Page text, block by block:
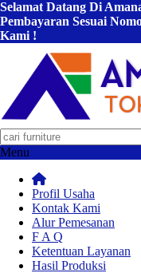
Selamat Datang Di
Pembayaran Sesuai
Kami !
Menu
Profil Usaha
Kontak Kami
Alur Pemesanan
F A Q
Ketentuan Layanan
Hasil Produksi